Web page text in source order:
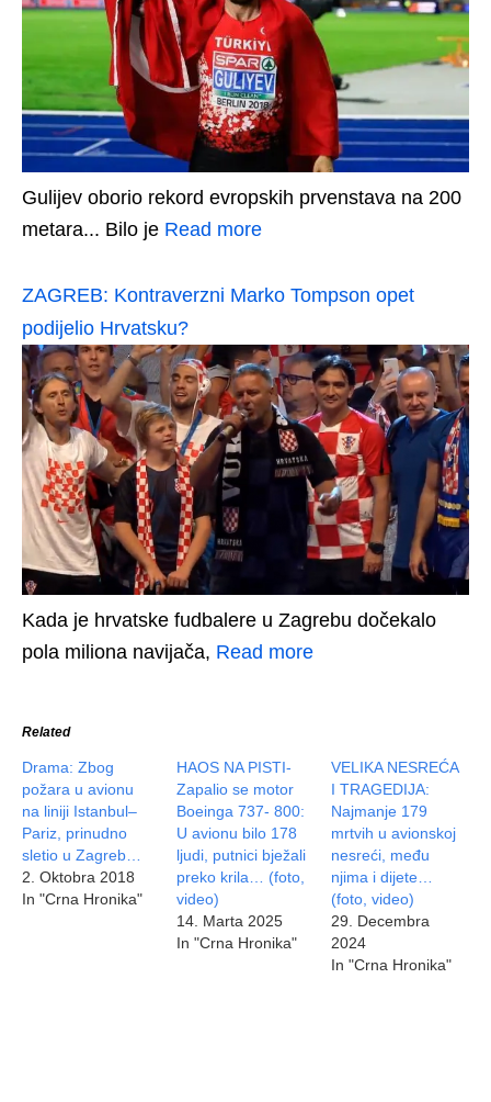
Gulijev oborio rekord evropskih prvenstava na 200
metara... Bilo je Read more
ZAGREB: Kontraverzni Marko Tompson opet
podijelio Hrvatsku?
Kada je hrvatske fudbalere u Zagrebu dočekalo
pola miliona navijača, Read more
Related
Drama: Zbog
požara u avionu
na liniji Istanbul–
Pariz, prinudno
sletio u Zagreb…
2. Oktobra 2018
In "Crna Hronika"
HAOS NA PISTI-
Zapalio se motor
Boeinga 737- 800:
U avionu bilo 178
ljudi, putnici bježali
preko krila… (foto,
video)
14. Marta 2025
In "Crna Hronika"
VELIKA NESREĆA
I TRAGEDIJA:
Najmanje 179
mrtvih u avionskoj
nesreći, među
njima i dijete…
(foto, video)
29. Decembra
2024
In "Crna Hronika"